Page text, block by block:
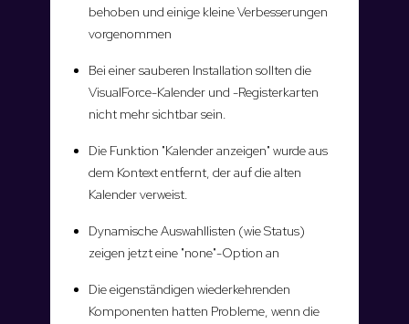
behoben und einige kleine Verbesserungen
vorgenommen
Bei einer sauberen Installation sollten die
VisualForce-Kalender und -Registerkarten
nicht mehr sichtbar sein.
Die Funktion "Kalender anzeigen" wurde aus
dem Kontext entfernt, der auf die alten
Kalender verweist.
Dynamische Auswahllisten (wie Status)
zeigen jetzt eine "none"-Option an
Die eigenständigen wiederkehrenden
Komponenten hatten Probleme, wenn die